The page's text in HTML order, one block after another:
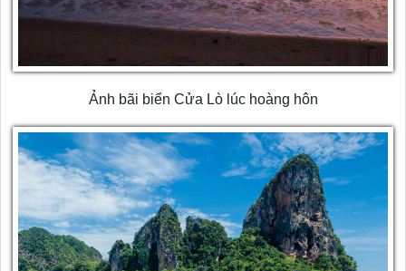
Ảnh bãi biển Cửa Lò lúc hoàng hôn